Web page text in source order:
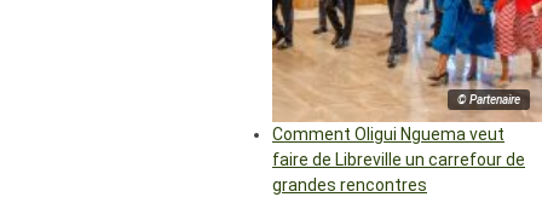
© Partenaire
Comment Oligui Nguema veut
faire de Libreville un carrefour de
grandes rencontres